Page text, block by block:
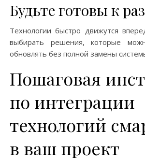
Будьте готовы к
Технологии быстро движутся
выбирать решения, которые
обновлять без полной замены
Пошаговая
по интеграции
технологий
в ваш проект